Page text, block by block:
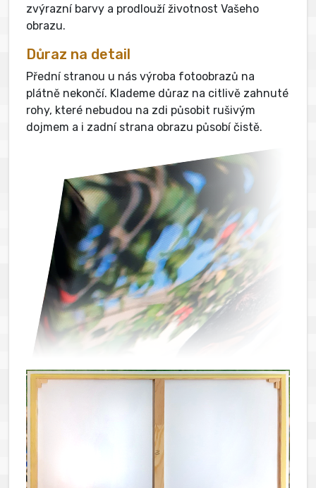
zvýrazní barvy a prodlouží životnost Vašeho
obrazu.
Důraz na detail
Přední stranou u nás výroba fotoobrazů na
plátně nekončí. Klademe důraz na citlivě zahnuté
rohy, které nebudou na zdi působit rušivým
dojmem a i zadní strana obrazu působí čistě.